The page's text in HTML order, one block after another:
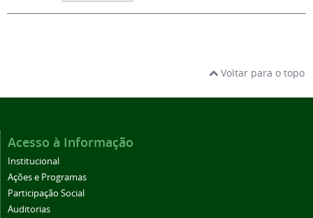
Voltar para o topo
Acesso à Informação
Institucional
Ações e Programas
Participação Social
Auditorias